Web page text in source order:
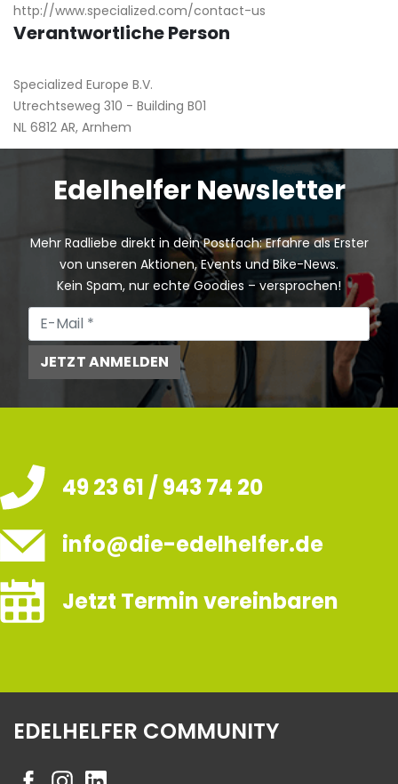
http://www.specialized.com/contact-us
Verantwortliche Person
Specialized Europe B.V.
Utrechtseweg 310 - Building B01
NL 6812 AR, Arnhem
Edelhelfer Newsletter
Mehr Radliebe direkt in dein Postfach: Erfahre als Erster
von unseren Aktionen, Events und Bike-News.
Kein Spam, nur echte Goodies – versprochen!
JETZT ANMELDEN
49 23 61 / 943 74 20
info@die-edelhelfer.de
Jetzt Termin vereinbaren
EDELHELFER COMMUNITY